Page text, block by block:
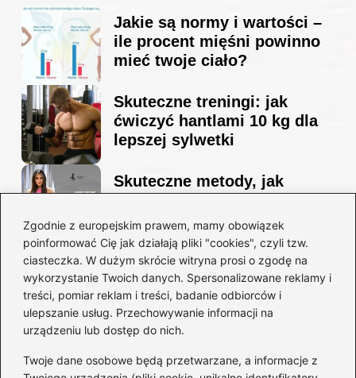
Zgodnie z europejskim prawem, mamy obowiązek
poinformować Cię jak działają pliki "cookies", czyli tzw.
ciasteczka. W dużym skrócie witryna prosi o zgodę na
wykorzystanie Twoich danych. Spersonalizowane reklamy i
treści, pomiar reklam i treści, badanie odbiorców i
ulepszanie usług. Przechowywanie informacji na
urządzeniu lub dostęp do nich.
Twoje dane osobowe będą przetwarzane, a informacje z
Jakie są normy i wartości –
ile procent mięśni powinno
mieć twoje ciało?
Skuteczne treningi: jak
ćwiczyć hantlami 10 kg dla
lepszej sylwetki
Skuteczne metody, jak
sylwetkę w zaledwie 90 dni
Idealny garnitur: jak dobrać
go do swojej sylwetki?
Kategorie